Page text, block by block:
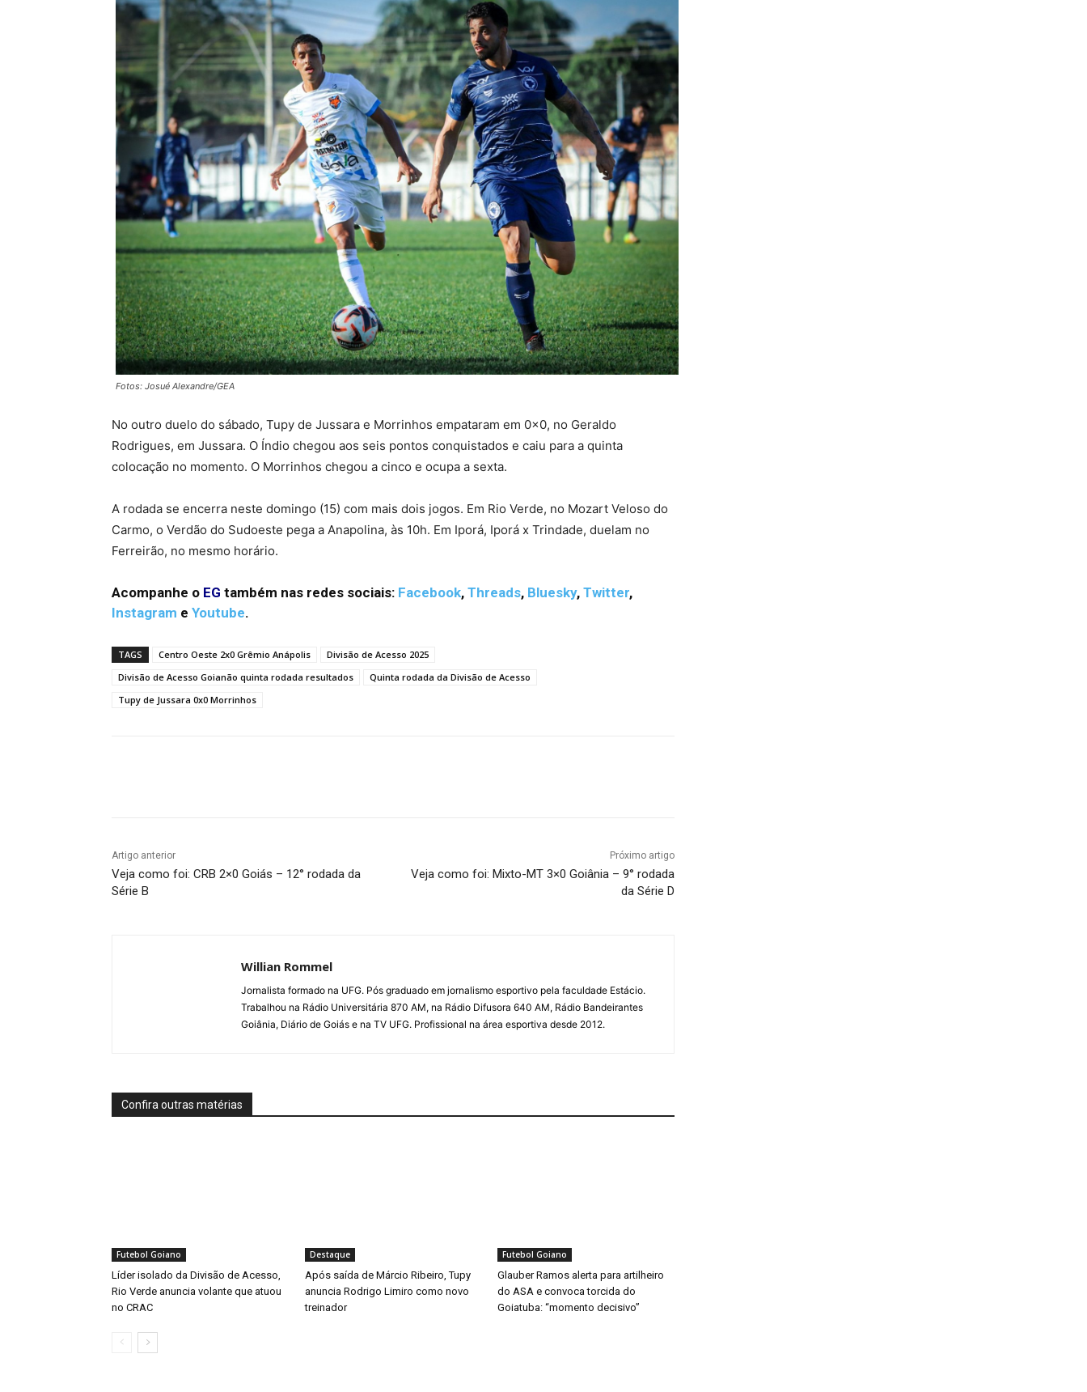
Fotos: Josué Alexandre/GEA
No outro duelo do sábado, Tupy de Jussara e Morrinhos empataram em 0x0, no Geraldo
Rodrigues, em Jussara. O Índio chegou aos seis pontos conquistados e caiu para a quinta
colocação no momento. O Morrinhos chegou a cinco e ocupa a sexta.
A rodada se encerra neste domingo (15) com mais dois jogos. Em Rio Verde, no Mozart Veloso do
Carmo, o Verdão do Sudoeste pega a Anapolina, às 10h. Em Iporá, Iporá x Trindade, duelam no
Ferreirão, no mesmo horário.
Acompanhe o EG também nas redes sociais: Facebook, Threads, Bluesky, Twitter,
Instagram e Youtube.
TAGS Centro Oeste 2x0 Grêmio Anápolis
Divisão de Acesso 2025
Divisão de Acesso Goianão quinta rodada resultados
Quinta rodada da Divisão de Acesso
Tupy de Jussara 0x0 Morrinhos
Artigo anterior
Veja como foi: CRB 2×0 Goiás – 12° rodada da
Série B
Próximo artigo
Veja como foi: Mixto-MT 3×0 Goiânia – 9° rodada
da Série D
Willian Rommel
Jornalista formado na UFG. Pós graduado em jornalismo esportivo pela faculdade Estácio.
Trabalhou na Rádio Universitária 870 AM, na Rádio Difusora 640 AM, Rádio Bandeirantes
Goiânia, Diário de Goiás e na TV UFG. Profissional na área esportiva desde 2012.
Confira outras matérias
Futebol Goiano
Líder isolado da Divisão de Acesso,
Rio Verde anuncia volante que atuou
no CRAC
Destaque
Após saída de Márcio Ribeiro, Tupy
anuncia Rodrigo Limiro como novo
treinador
Futebol Goiano
Glauber Ramos alerta para artilheiro
do ASA e convoca torcida do
Goiatuba: “momento decisivo”